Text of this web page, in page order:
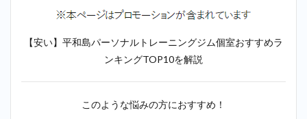
【安い】平和島パーソナルトレーニングジム個室おすすめラ
ンキングTOP10を解説
このような悩みの方におすすめ！